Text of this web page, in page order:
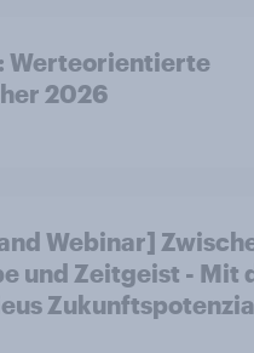
Werteorientierte
2026
Webinar]
und Zeitgeist - Mit